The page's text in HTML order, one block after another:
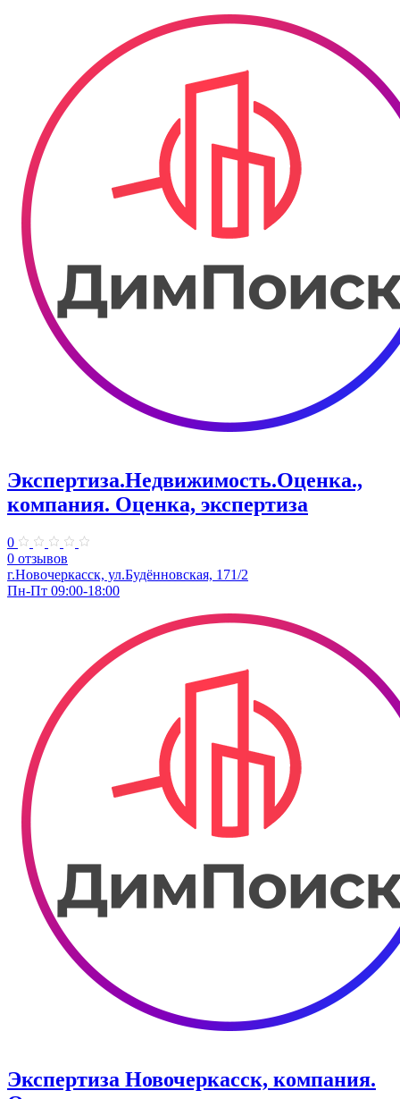
Экспертиза.Недвижимость.Оценка.,
компания. Оценка, экспертиза
0
0 отзывов
г.Новочеркасск, ул.Будённовская, 171/2
Пн-Пт 09:00-18:00
Экспертиза Новочеркасск, компания.